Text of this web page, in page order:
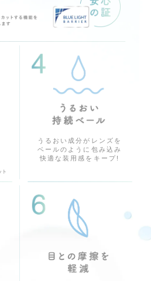
うるおい成分がレンズを
ベールのように包み込み
快適な装用感をキープ!